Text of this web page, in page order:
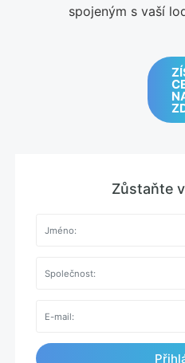
spojeným s vaší
Zůstaňte